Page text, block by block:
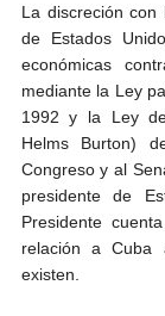
La discreción
de Estados
económicas
mediante la Ley
1992 y la Ley
Helms Burton)
Congreso y al
presidente de
Presidente
relación a Cuba
existen.